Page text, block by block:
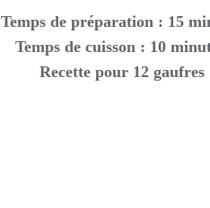
Temps de préparation : 15
Temps de cuisson : 10
Recette pour 12 gaufres